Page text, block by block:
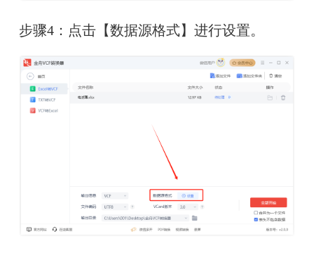
步骤4：点击【数据源格式】进行设置。